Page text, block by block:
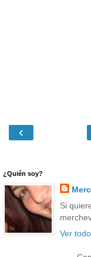
‹
¿Quién soy?
Si
Ver